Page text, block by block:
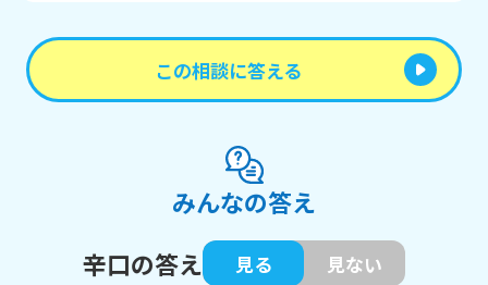
この相談に答える
みんなの答え
辛口の答え
見る 見ない